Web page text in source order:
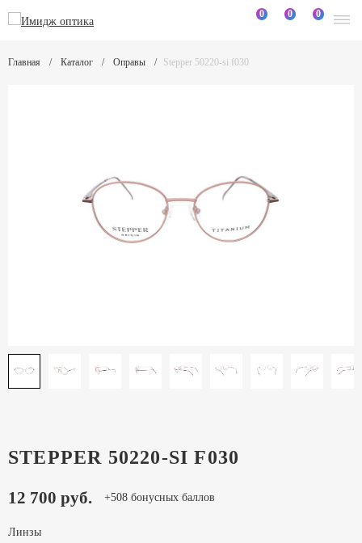
0 0 0
Главная Каталог Оправы Stepper 50220-si f030
STEPPER 50220-SI F030
12 700 руб. +508 бонусных баллов
Линзы